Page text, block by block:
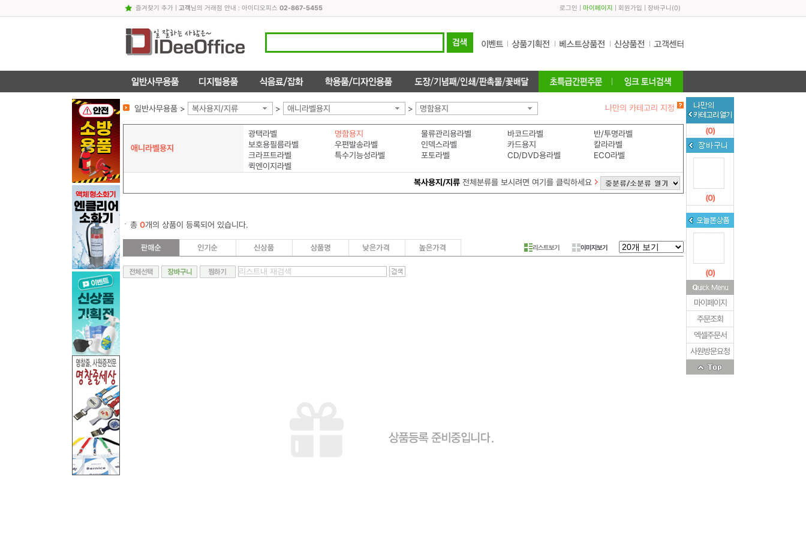
즐겨찾기 추가| 고객님의 거래점 안내 : 아이디오피스 02-867-5455 로그인 마이페이지 회원가입 장바구니 (0)
일반사무용품 > 복사용지/지류 > 애니라벨용지 > 명함용지 나만의 카테고리 지정
애니라벨용지
광택라벨 명함용지 물류관리용라벨 바코드라벨
반/투명라벨
보호용필름라벨
우편발송라벨 인덱스라벨 카드용지
칼라라벨
크라프트라벨
특수기능성라벨 포토라벨 CD/DVD용라벨
ECO라벨
퀵엔이지라벨
복사용지/지류전체분류를 보시려면 여기를 클릭하세요
총 0개의 상품이 등록되어 있습니다.
리스트보기 이미지보기
(0)
(0)
(0)
마이페이지
주문조회
엑셀주문서
사원방문요청